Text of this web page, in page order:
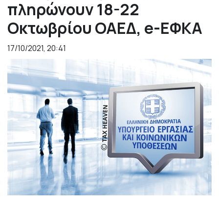
πληρώνουν 18-22
Οκτωβρίου ΟΑΕΔ, e-ΕΦΚΑ
17/10/2021, 20:41